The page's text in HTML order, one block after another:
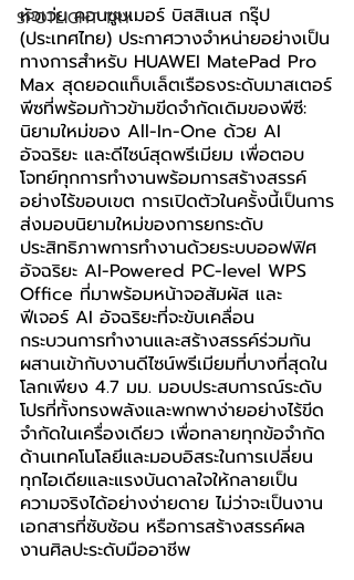
SPOTLIGHT TRY
หัวเว่ย คอนซูมเมอร์ บิสสิเนส กรุ๊ป
(ประเทศไทย) ประกาศวางจำหน่ายอย่างเป็น
ทางการสำหรับ HUAWEI MatePad Pro
Max สุดยอดแท็บเล็ตเรือธงระดับมาสเตอร์
พีซที่พร้อมก้าวข้ามขีดจำกัดเดิมของพีซี:
นิยามใหม่ของ All-In-One ด้วย AI
อัจฉริยะ และดีไซน์สุดพรีเมียม เพื่อตอบ
โจทย์ทุกการทำงานพร้อมการสร้างสรรค์
อย่างไร้ขอบเขต การเปิดตัวในครั้งนี้เป็นการ
ส่งมอบนิยามใหม่ของการยกระดับ
ประสิทธิภาพการทำงานด้วยระบบออฟฟิศ
อัจฉริยะ AI-Powered PC-level WPS
Office ที่มาพร้อมหน้าจอสัมผัส และ
ฟีเจอร์ AI อัจฉริยะที่จะขับเคลื่อน
กระบวนการทำงานและสร้างสรรค์ร่วมกัน
ผสานเข้ากับงานดีไซน์พรีเมียมที่บางที่สุดใน
โลกเพียง 4.7 มม. มอบประสบการณ์ระดับ
โปรที่ทั้งทรงพลังและพกพาง่ายอย่างไร้ขีด
จำกัดในเครื่องเดียว เพื่อทลายทุกข้อจำกัด
ด้านเทคโนโลยีและมอบอิสระในการเปลี่ยน
ทุกไอเดียและแรงบันดาลใจให้กลายเป็น
ความจริงได้อย่างง่ายดาย ไม่ว่าจะเป็นงาน
เอกสารที่ซับซ้อน หรือการสร้างสรรค์ผล
งานศิลปะระดับมืออาชีพ